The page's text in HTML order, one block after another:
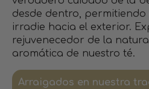
desde dentro,
irradie hacia el exterior.
rejuvenecedor de la
aromática de nuestro té.
Arraigados en nuestra